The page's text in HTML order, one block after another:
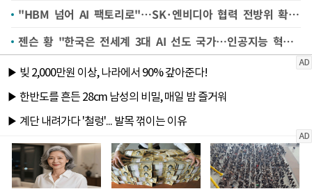
"HBM 넘어 AI 팩토리로"…SK·엔비디아 협력 전방위 확대한다
젠슨 황 "한국은 전세계 3대 AI 선도 국가…인공지능 혁명서 중요 위치"